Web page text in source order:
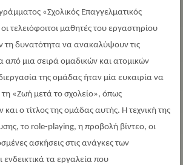
«Σχολικός Επαγγελματικός
τελειόφοιτοι μαθητές του εργαστηρίου
τη δυνατότητα να ανακαλύψουν τις
από μια σειρά ομαδικών και ατομικών
της ομάδας ήταν μία ευκαιρία να
«Ζωή μετά το σχολείο», όπως
και ο τίτλος της ομάδας αυτής. Η τεχνική της
το role-playing, η προβολή βίντεο, οι
ασκήσεις στις ανάγκες των
ενδεικτικά τα εργαλεία που